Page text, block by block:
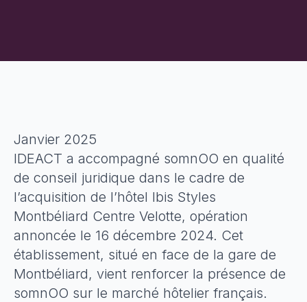
Janvier 2025
IDEACT a accompagné somnOO en qualité
de conseil juridique dans le cadre de
l’acquisition de l’hôtel Ibis Styles
Montbéliard Centre Velotte, opération
annoncée le 16 décembre 2024. Cet
établissement, situé en face de la gare de
Montbéliard, vient renforcer la présence de
somnOO sur le marché hôtelier français.